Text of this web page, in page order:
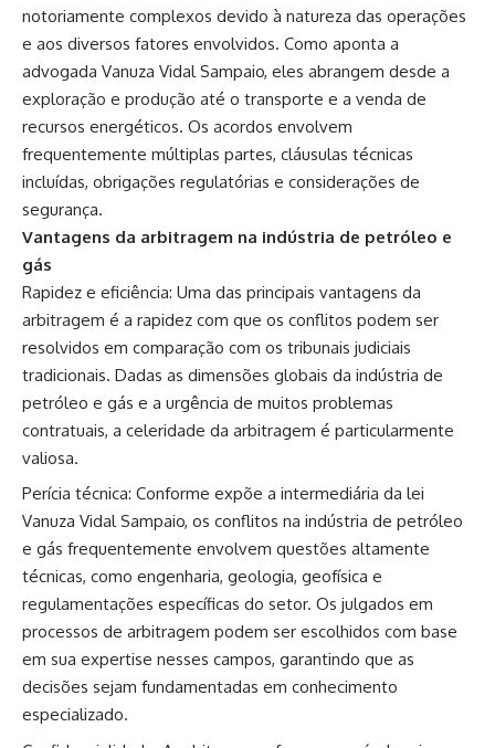
notoriamente complexos devido à natureza das operações
e aos diversos fatores envolvidos. Como aponta a
advogada Vanuza Vidal Sampaio, eles abrangem desde a
exploração e produção até o transporte e a venda de
recursos energéticos. Os acordos envolvem
frequentemente múltiplas partes, cláusulas técnicas
incluídas, obrigações regulatórias e considerações de
segurança.
Vantagens da arbitragem na indústria de petróleo e
gás
Rapidez e eficiência: Uma das principais vantagens da
arbitragem é a rapidez com que os conflitos podem ser
resolvidos em comparação com os tribunais judiciais
tradicionais. Dadas as dimensões globais da indústria de
petróleo e gás e a urgência de muitos problemas
contratuais, a celeridade da arbitragem é particularmente
valiosa.
Perícia técnica: Conforme expõe a intermediária da lei
Vanuza Vidal Sampaio, os conflitos na indústria de petróleo
e gás frequentemente envolvem questões altamente
técnicas, como engenharia, geologia, geofísica e
regulamentações específicas do setor. Os julgados em
processos de arbitragem podem ser escolhidos com base
em sua expertise nesses campos, garantindo que as
decisões sejam fundamentadas em conhecimento
especializado.